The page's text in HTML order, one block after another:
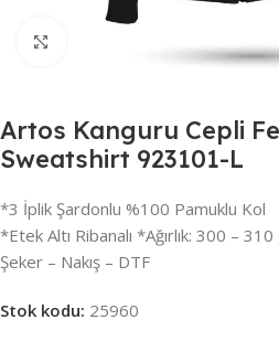
Artos Kanguru Cepli
Sweatshirt 923101-L
*3 İplik Şardonlu %100 Pamuklu Kol
*Etek Altı Ribanalı *Ağırlık: 300 –
Şeker – Nakış – DTF
Stok kodu: 25960